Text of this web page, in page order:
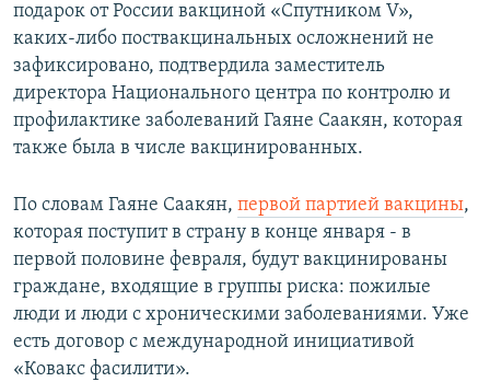
подарок от России вакциной «Спутником V»,
каких-либо поствакцинальных осложнений не
зафиксировано, подтвердила заместитель
директора Национального центра по контролю и
профилактике заболеваний Гаяне Саакян, которая
также была в числе вакцинированных.
По словам Гаяне Саакян, первой партией вакцины,
которая поступит в страну в конце января - в
первой половине февраля, будут вакцинированы
граждане, входящие в группы риска: пожилые
люди и люди с хроническими заболеваниями. Уже
есть договор с международной инициативой
«Ковакс фасилити».